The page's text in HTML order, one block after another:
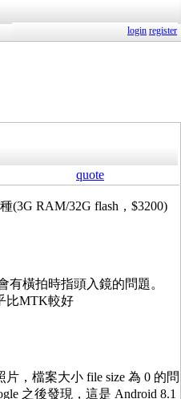
login register
quote
(3G RAM/32G flash， $3200)
有橫拍時指頭入鏡的問題。
比MTK較好
，檔案大小 file size 為 0 的問
之後發現，這是 Android 8.1